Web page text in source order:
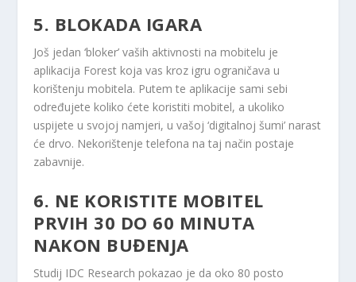
5. BLOKADA IGARA
Još jedan ‘bloker’ vaših aktivnosti na mobitelu je
aplikacija Forest koja vas kroz igru ​​ograničava u
korištenju mobitela. Putem te aplikacije sami sebi
određujete koliko ćete koristiti mobitel, a ukoliko
uspijete u svojoj namjeri, u vašoj ‘digitalnoj šumi’ narast
će drvo. Nekorištenje telefona na taj način postaje
zabavnije.
6. NE KORISTITE MOBITEL
PRVIH 30 DO 60 MINUTA
NAKON BUĐENJA
Studij IDC Research pokazao je da oko 80 posto